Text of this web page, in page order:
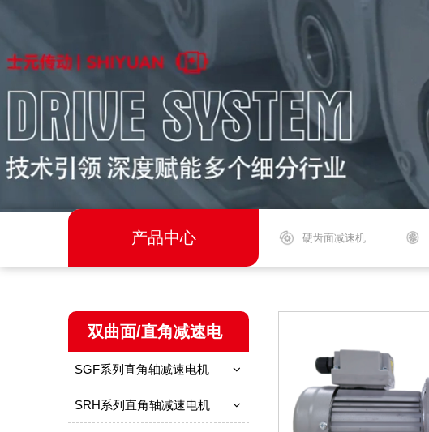
产品中心 硬齿面减速机
双曲面/直角减速电
机
SGF系列直角轴减速电机
SRH系列直角轴减速电机